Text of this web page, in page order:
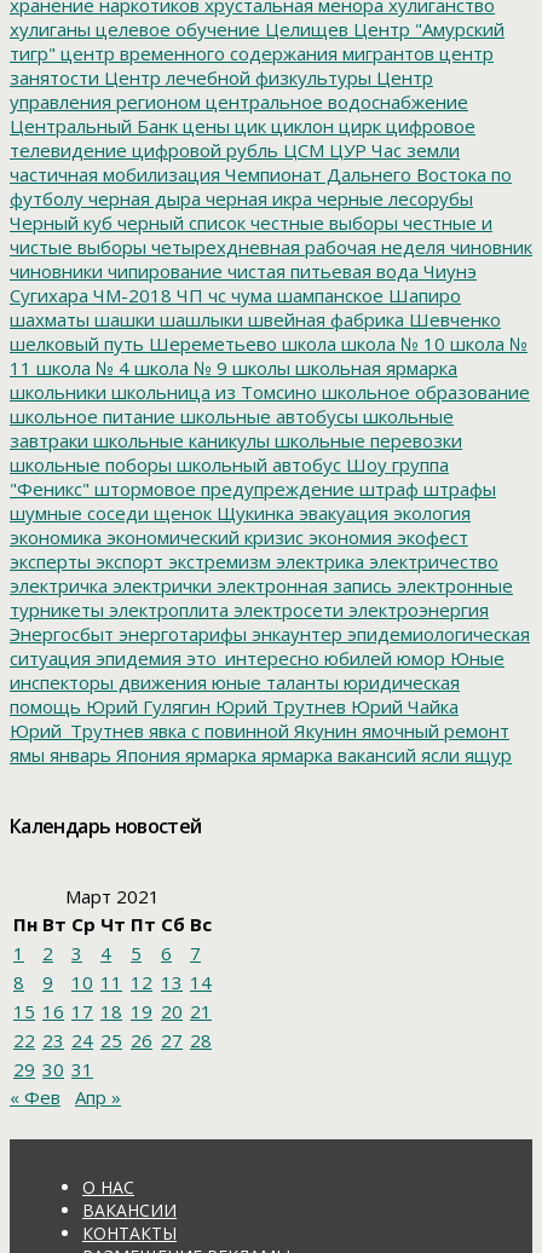
хранение наркотиков хрустальная менора хулиганство
хулиганы целевое обучение Целищев Центр "Амурский
тигр" центр временного содержания мигрантов центр
занятости Центр лечебной физкультуры Центр
управления регионом центральное водоснабжение
Центральный Банк цены цик циклон цирк цифровое
телевидение цифровой рубль ЦСМ ЦУР Час земли
частичная мобилизация Чемпионат Дальнего Востока по
футболу черная дыра черная икра черные лесорубы
Черный куб черный список честные выборы честные и
чистые выборы четырехдневная рабочая неделя чиновник
чиновники чипирование чистая питьевая вода Чиунэ
Сугихара ЧМ-2018 ЧП чс чума шампанское Шапиро
шахматы шашки шашлыки швейная фабрика Шевченко
шелковый путь Шереметьево школа школа № 10 школа №
11 школа № 4 школа № 9 школы школьная ярмарка
школьники школьница из Томсино школьное образование
школьное питание школьные автобусы школьные
завтраки школьные каникулы школьные перевозки
школьные поборы школьный автобус Шоу группа
"Феникс" штормовое предупреждение штраф штрафы
шумные соседи щенок Щукинка эвакуация экология
экономика экономический кризис экономия экофест
эксперты экспорт экстремизм электрика электричество
электричка электрички электронная запись электронные
турникеты электроплита электросети электроэнергия
Энергосбыт энерготарифы энкаунтер эпидемиологическая
ситуация эпидемия это_интересно юбилей юмор Юные
инспекторы движения юные таланты юридическая
помощь Юрий Гулягин Юрий Трутнев Юрий Чайка
Юрий_Трутнев явка с повинной Якунин ямочный ремонт
ямы январь Япония ярмарка ярмарка вакансий ясли ящур
Календарь новостей
Март 2021
Пн Вт Ср Чт Пт Сб Вс
1
2 3 4 5 6
7
8
9 10 11 12 13 14
15 16 17 18 19 20 21
22 23 24 25 26 27 28
29 30 31
« Фев
Апр »
О НАС
ВАКАНСИИ
КОНТАКТЫ